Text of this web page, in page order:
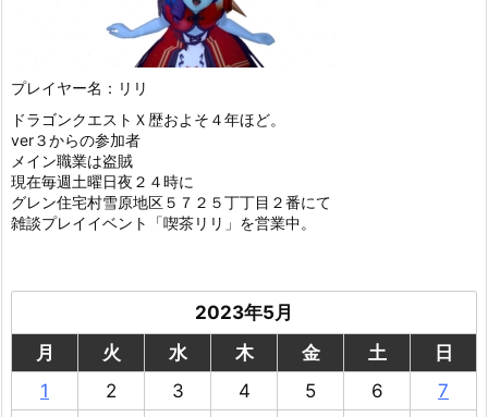
プレイヤー名：リリ
ドラゴンクエストＸ歴およそ４年ほど。
ver３からの参加者
メイン職業は盗賊
現在毎週土曜日夜２４時に
グレン住宅村雪原地区５７２５丁丁目２番にて
雑談プレイイベント「喫茶リリ」を営業中。
2023年5月
月
火 水 木 金 土
日
1
2 3 4 5 6
7